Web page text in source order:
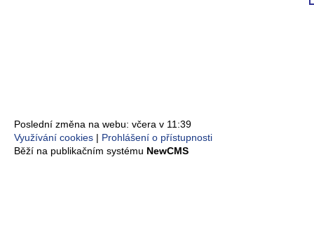
Poslední změna na webu: včera v 11:39
Využívání cookies
Prohlášení o přístupnosti
Běží na publikačním systému NewCMS